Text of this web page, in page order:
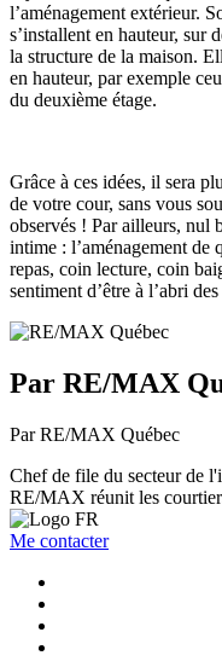
l’aménagement extérieur.
s’installent en hauteur, sur
la structure de la maison.
en hauteur, par exemple
du deuxième étage.
Grâce à ces idées, il sera
de votre cour, sans vous
observés ! Par ailleurs, nul
intime : l’aménagement de
repas, coin lecture, coin
sentiment d’être à l’abri
Par RE/MAX
Par RE/MAX Québec
Chef de file du secteur de
RE/MAX réunit les
Me contacter